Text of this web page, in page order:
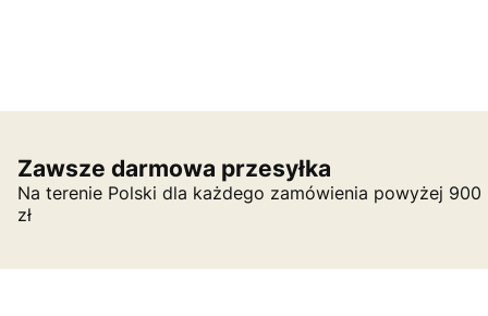
Zawsze darmowa przesyłka
Na terenie Polski dla każdego zamówienia powyżej 900
zł